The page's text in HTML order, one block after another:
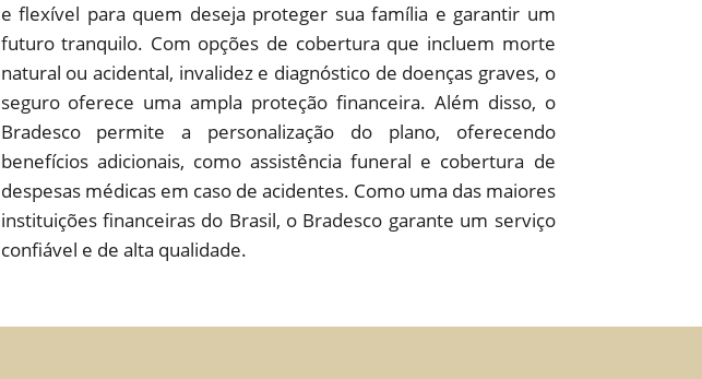
e flexível para quem deseja proteger sua família e garantir um
futuro tranquilo. Com opções de cobertura que incluem morte
natural ou acidental, invalidez e diagnóstico de doenças graves, o
seguro oferece uma ampla proteção financeira. Além disso, o
Bradesco permite a personalização do plano, oferecendo
benefícios adicionais, como assistência funeral e cobertura de
despesas médicas em caso de acidentes. Como uma das maiores
instituições financeiras do Brasil, o Bradesco garante um serviço
confiável e de alta qualidade.